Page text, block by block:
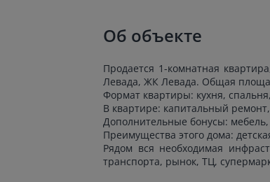
Об объекте
Продается 1-комнатная
Левада, ЖК Левада. Общая
Формат квартиры: кухня,
В квартире: капитальный
Дополнительные бонусы: мебель,
Преимущества этого дома:
Рядом вся необходимая
транспорта, рынок, ТЦ,